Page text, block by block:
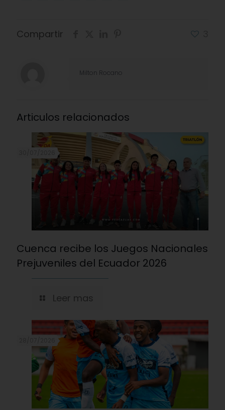
Compartir
Milton Rocano
Articulos relacionados
Cuenca recibe los Juegos Nacionales
Prejuveniles del Ecuador 2026
Leer mas